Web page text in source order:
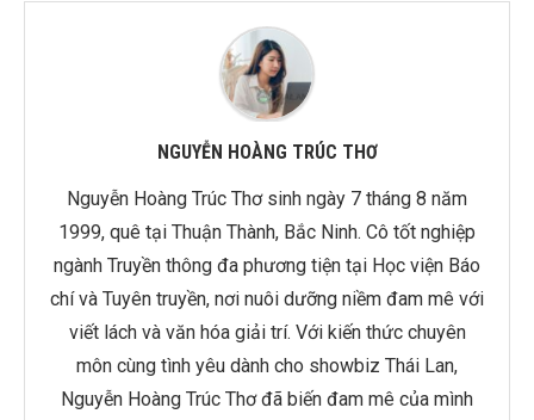
NGUYỄN HOÀNG TRÚC THƠ
Nguyễn Hoàng Trúc Thơ sinh ngày 7 tháng 8 năm
1999, quê tại Thuận Thành, Bắc Ninh. Cô tốt nghiệp
ngành Truyền thông đa phương tiện tại Học viện Báo
chí và Tuyên truyền, nơi nuôi dưỡng niềm đam mê với
viết lách và văn hóa giải trí. Với kiến thức chuyên
môn cùng tình yêu dành cho showbiz Thái Lan,
Nguyễn Hoàng Trúc Thơ đã biến đam mê của mình